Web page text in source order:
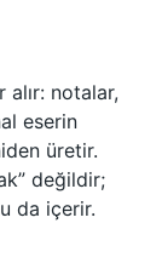
alır: notalar,
eserin
üretir.
değildir;
da içerir.